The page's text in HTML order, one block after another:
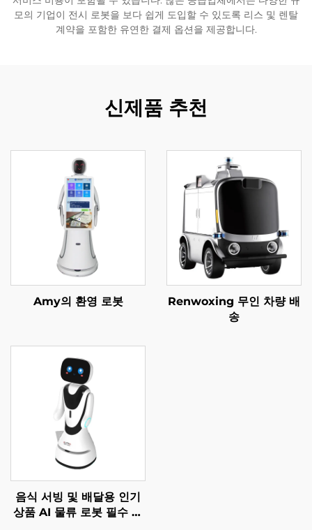
모의 기업이 전시 로봇을 보다 쉽게 도입할 수 있도록 리스 및 렌탈
계약을 포함한 유연한 결제 옵션을 제공합니다.
신제품 추천
Amy의 환영 로봇
Renwoxing 무인 차량 배
송
음식 서빙 및 배달용 인기
상품 AI 물류 로봇 필수 서